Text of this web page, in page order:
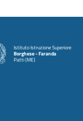
Istituto Istruzione Superiore
Borghese - Faranda
Patti (ME)